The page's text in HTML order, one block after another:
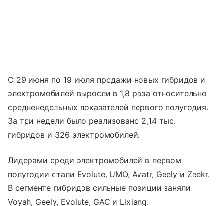
С 29 июня по 19 июля продажи новых гибридов и
электромобилей выросли в 1,8 раза относительно
средненедельных показателей первого полугодия.
За три недели было реализовано 2,14 тыс.
гибридов и 326 электромобилей.
Лидерами среди электромобилей в первом
полугодии стали Evolute, UMO, Avatr, Geely и Zeekr.
В сегменте гибридов сильные позиции заняли
Voyah, Geely, Evolute, GAC и Lixiang.